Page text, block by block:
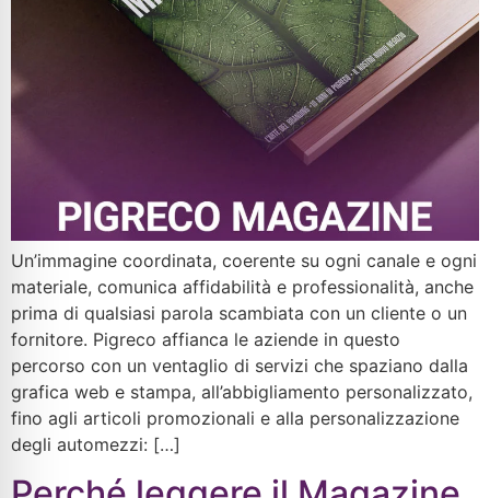
Un’immagine coordinata, coerente su ogni canale e ogni
materiale, comunica affidabilità e professionalità, anche
prima di qualsiasi parola scambiata con un cliente o un
fornitore. Pigreco affianca le aziende in questo
percorso con un ventaglio di servizi che spaziano dalla
grafica web e stampa, all’abbigliamento personalizzato,
fino agli articoli promozionali e alla personalizzazione
degli automezzi: […]